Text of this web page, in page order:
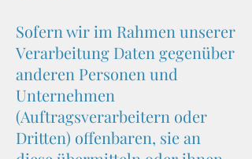
Sofern wir im Rahmen unserer
Verarbeitung Daten gegenüber
anderen Personen und
Unternehmen
(Auftragsverarbeitern oder
Dritten) offenbaren, sie an